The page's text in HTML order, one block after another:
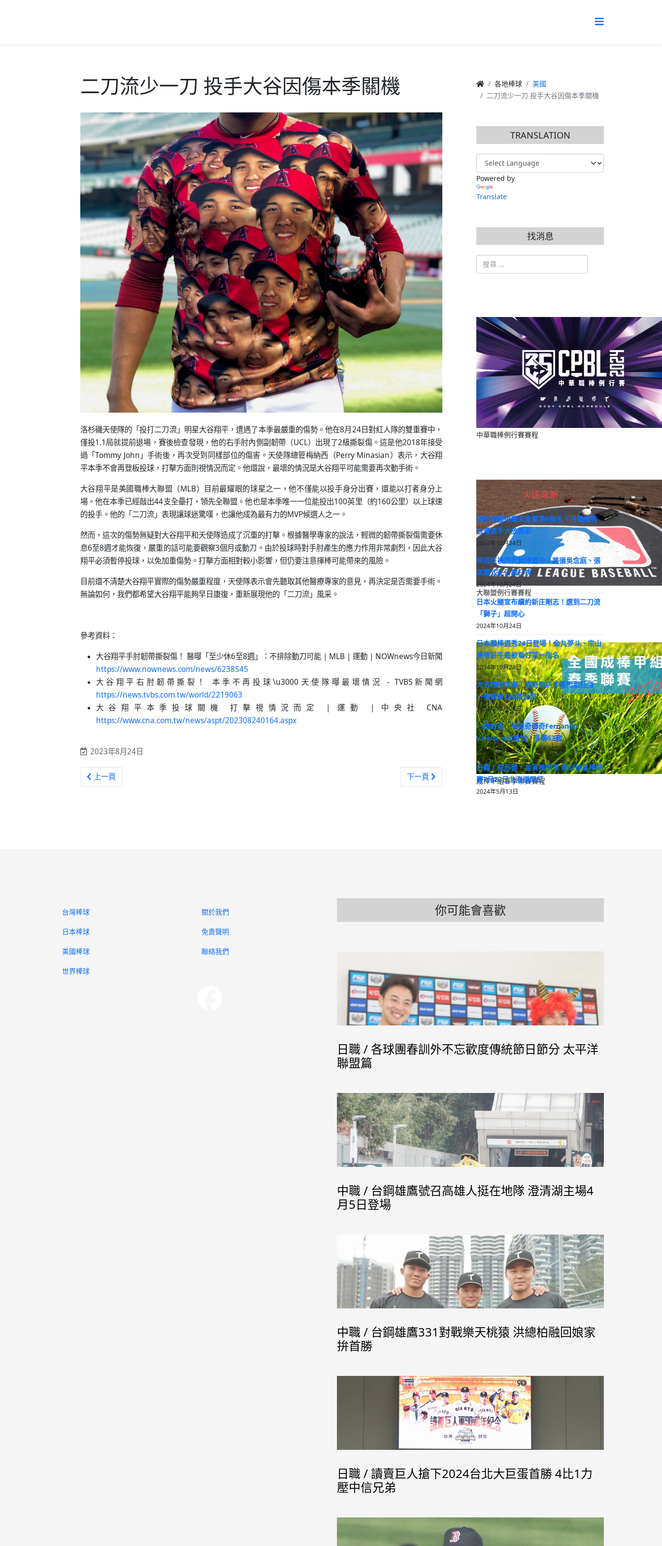
二刀流少一刀 投手大谷因傷本季關機
洛杉磯天使隊的「投打二刀流」明星大谷翔平，遭遇了本季最嚴重的傷勢。他在8月24日對紅人隊的雙重賽中，
僅投1.1局就提前退場，賽後檢查發現，他的右手肘內側副韌帶（UCL）出現了2級撕裂傷。這是他2018年接受
過「Tommy John」手術後，再次受到同樣部位的傷害。天使隊總管梅納西（Perry Minasian）表示，大谷翔
平本季不會再登板投球，打擊方面則視情況而定。他還說，最壞的情況是大谷翔平可能需要再次動手術。
大谷翔平是美國職棒大聯盟（MLB）目前最耀眼的球星之一，他不僅能以投手身分出賽，還能以打者身分上
場。他在本季已經敲出44支全壘打，領先全聯盟。他也是本季唯一一位能投出100英里（約160公里）以上球速
的投手。他的「二刀流」表現讓球迷驚嘆，也讓他成為最有力的MVP候選人之一。
然而，這次的傷勢無疑對大谷翔平和天使隊造成了沉重的打擊。根據醫學專家的說法，輕微的韌帶撕裂傷需要休
息6至8週才能恢復，嚴重的話可能要觀察3個月或動刀。由於投球時對手肘產生的應力作用非常劇烈，因此大谷
翔平必須暫停投球，以免加重傷勢。打擊方面相對較小影響，但仍要注意揮棒可能帶來的風險。
目前還不清楚大谷翔平實際的傷勢嚴重程度，天使隊表示會先聽取其他醫療專家的意見，再決定是否需要手術。
無論如何，我們都希望大谷翔平能夠早日康復，重新展現他的「二刀流」風采。
參考資料：
大谷翔平手肘韌帶撕裂傷！ 醫曝「至少休6至8週」：不排除動刀可能 | MLB | 運動 | NOWnews今日新聞
https://www.nownews.com/news/6238545
大谷翔平右肘韌帶撕裂！ 本季不再投球\u3000天使隊曝最壞情況 - TVBS新聞網
https://news.tvbs.com.tw/world/2219063
大谷翔平本季投球關機 打擊視情況而定 | 運動 | 中央社 CNA
https://www.cna.com.tw/news/aspt/202308240164.aspx
2023年8月24日
上一篇文章: 美職／紅襪傳奇蝴蝶球投手！Tim Wakefield罹癌逝世
上一頁 下一篇文章: 投手大谷2023球季提前結束
下一頁
各地棒球
美國
二刀流少一刀 投手大谷因傷本季關機
TRANSLATION
Powered by
Translate
找消息
搜索
中華職棒例行賽賽程
大聯盟例行賽賽程
成棒甲組春季聯賽賽程
火速最新
陽柏翔獲得樂天金鷲第6指名！日職選秀
台灣選手大放異彩
2024年10月24日
林冠臣被西武獅隊選中！將循吳念庭、張
奕模式在日職打拚
2024年10月24日
日本火腿宣布續約新庄剛志！選到二刀流
「獅子」超開心
2024年10月24日
日本職棒選秀24日登場！金丸夢斗、宗山
壘等好手最被看好第一指名
2024年10月24日
大谷翔平效應！道奇對決洋基門票狂漲
一張飆破126萬台幣
2024年10月24日
一路好走！前道奇傳奇Fernando
Valenzuela過世 享壽63歲
2024年10月23日
日韓 / 原辰德、金寅植領軍 夢幻球星棒球
賽7月22日北海道開打
2024年5月13日
台灣棒球
日本棒球
美國棒球
世界棒球
關於我們
免責聲明
聯絡我們
你可能會喜歡
日職 / 各球團春訓外不忘歡度傳統節日節分 太平洋
聯盟篇
中職 / 台鋼雄鷹號召高雄人挺在地隊 澄清湖主場4
月5日登場
中職 / 台鋼雄鷹331對戰樂天桃猿 洪總柏融回娘家
拚首勝
日職 / 讀賣巨人搶下2024台北大巨蛋首勝 4比1力
壓中信兄弟